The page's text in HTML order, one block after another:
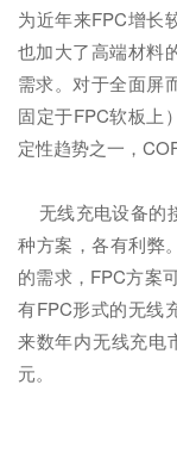
为近年来FPC增长
也加大了高端材料
需求。对于全面屏
固定于FPC软板上
定性趋势之一，
无线充电设备的
种方案，各有利弊
的需求，FPC方案
有FPC形式的无线
来数年内无线充电
元。